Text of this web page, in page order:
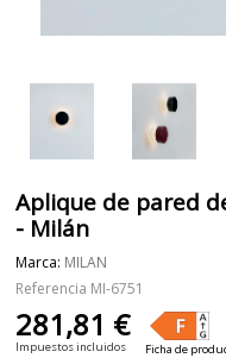
Aplique de pared
- Milán
Marca: MILAN
Referencia MI-6751
281,81 €
Impuestos incluidos Ficha de